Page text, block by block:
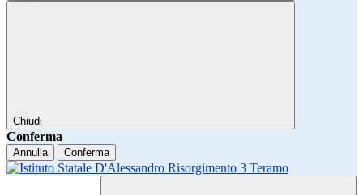
Chiudi
Conferma
Annulla Conferma